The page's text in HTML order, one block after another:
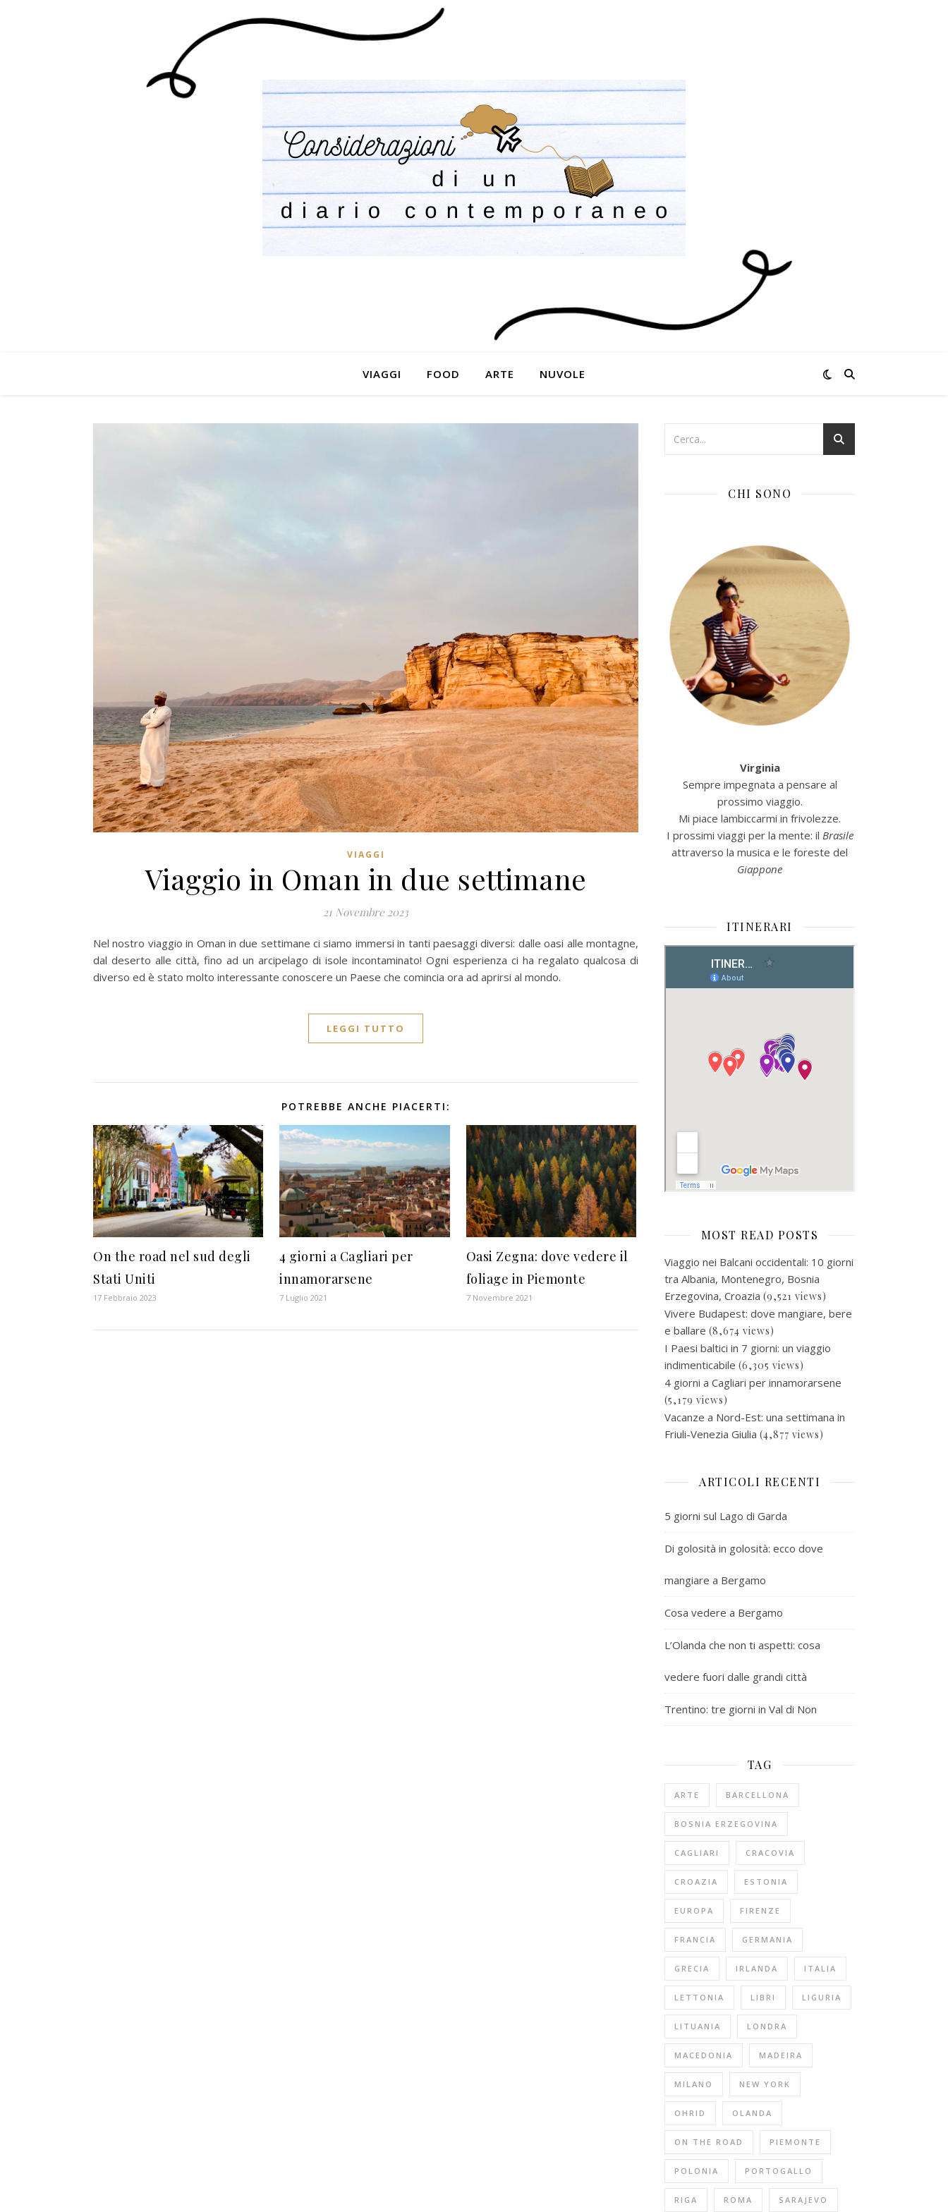
VIAGGI FOOD ARTE NUVOLE
VIAGGI
Viaggio in Oman in due settimane
21 Novembre 2023
Nel nostro viaggio in Oman in due settimane ci siamo immersi in tanti paesaggi diversi: dalle oasi alle montagne,
dal deserto alle città, fino ad un arcipelago di isole incontaminato! Ogni esperienza ci ha regalato qualcosa di
diverso ed è stato molto interessante conoscere un Paese che comincia ora ad aprirsi al mondo.
LEGGI TUTTO
POTREBBE ANCHE PIACERTI:
On the road nel sud degli
Stati Uniti
17 Febbraio 2023
4 giorni a Cagliari per
innamorarsene
7 Luglio 2021
Oasi Zegna: dove vedere il
foliage in Piemonte
7 Novembre 2021
CHI SONO
Virginia
Sempre impegnata a pensare al
prossimo viaggio.
Mi piace lambiccarmi in frivolezze.
I prossimi viaggi per la mente: il Brasile
attraverso la musica e le foreste del
Giappone
ITINERARI
MOST READ POSTS
Viaggio nei Balcani occidentali: 10 giorni
tra Albania, Montenegro, Bosnia
Erzegovina, Croazia (9,521 views)
Vivere Budapest: dove mangiare, bere
e ballare (8,674 views)
I Paesi baltici in 7 giorni: un viaggio
indimenticabile (6,305 views)
4 giorni a Cagliari per innamorarsene
(5,179 views)
Vacanze a Nord-Est: una settimana in
Friuli-Venezia Giulia (4,877 views)
ARTICOLI RECENTI
5 giorni sul Lago di Garda
Di golosità in golosità: ecco dove
mangiare a Bergamo
Cosa vedere a Bergamo
L’Olanda che non ti aspetti: cosa
vedere fuori dalle grandi città
Trentino: tre giorni in Val di Non
TAG
ARTE BARCELLONA
BOSNIA ERZEGOVINA
CAGLIARI CRACOVIA
CROAZIA ESTONIA
EUROPA FIRENZE
FRANCIA GERMANIA
GRECIA IRLANDA ITALIA
LETTONIA LIBRI LIGURIA
LITUANIA LONDRA
MACEDONIA MADEIRA
MILANO NEW YORK
OHRID OLANDA
ON THE ROAD PIEMONTE
POLONIA PORTOGALLO
RIGA ROMA SARAJEVO